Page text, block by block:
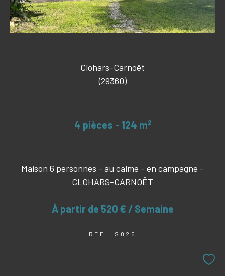
Clohars-Carnoët
(29360)
4 pièces - 124 m²
Maison 6 personnes - au calme - en campagne -
CLOHARS-CARNOËT
À partir de 520 € / Semaine
REF : S025